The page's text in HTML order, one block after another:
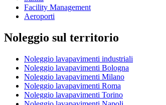
Facility Management
Aeroporti
Noleggio sul territorio
Noleggio lavapavimenti industriali
Noleggio lavapavimenti Bologna
Noleggio lavapavimenti Milano
Noleggio lavapavimenti Roma
Noleggio lavapavimenti Torino